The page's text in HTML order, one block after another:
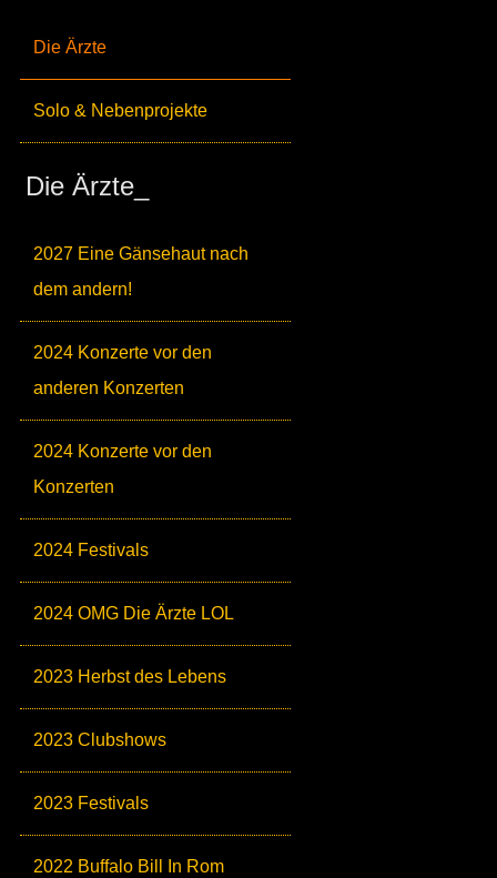
Die Ärzte
Solo & Nebenprojekte
Die Ärzte_
2027 Eine Gänsehaut nach
dem andern!
2024 Konzerte vor den
anderen Konzerten
2024 Konzerte vor den
Konzerten
2024 Festivals
2024 OMG Die Ärzte LOL
2023 Herbst des Lebens
2023 Clubshows
2023 Festivals
2022 Buffalo Bill In Rom